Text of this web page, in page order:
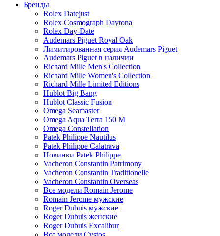
Бренды
Rolex Datejust
Rolex Cosmograph Daytona
Rolex Day-Date
Audemars Piguet Royal Oak
Лимитированная серия Audemars Piguet
Audemars Piguet в наличии
Richard Mille Men's Collection
Richard Mille Women's Collection
Richard Mille Limited Editions
Hublot Big Bang
Hublot Classic Fusion
Omega Seamaster
Omega Aqua Terra 150 M
Omega Constellation
Patek Philippe Nautilus
Patek Philippe Calatrava
Новинки Patek Philippe
Vacheron Constantin Patrimony
Vacheron Constantin Traditionelle
Vacheron Constantin Overseas
Все модели Romain Jerome
Romain Jerome мужские
Roger Dubuis мужские
Roger Dubuis женские
Roger Dubuis Excalibur